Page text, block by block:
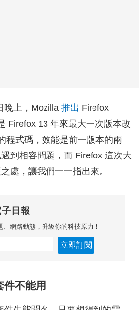
晚上，Mozilla 推出 Firefox
Firefox 13 年來最大一次版本改
程式碼，效能是前一版本的兩
到相容問題，而 Firefox 這次大
處，讓我們一一指出來。
日報
網路動態，升級你的科技原力！
立即訂閱
件不能用